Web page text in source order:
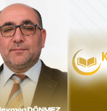
güvenilir ve
ulaştırılacak.